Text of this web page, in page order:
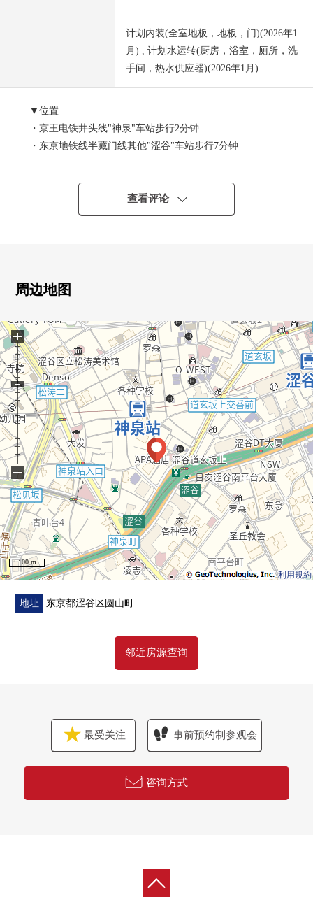
计划内装(全室地板，地板，门)(2026年1
月) , 计划水运转(厨房，浴室，厕所，洗
手间，热水供应器)(2026年1月)
▼位置
・京王电铁井头线"神泉"车站步行2分钟
・东京地铁线半藏门线其他"涩谷"车站步行7分钟
・大规模的修理工程实施已经(2014年10月实施，外壁、屋
・不在时，也能收到行李的智能快递柜有
・约13.8张塌塌米LDK部分
・朝西的阳台
・在各西式房间壁橱有
▼翻新内容(2026年1月实施已经)
・组合厨房交换
・整体卫浴交换
・盥洗台交换
・厕所更换
・全地板张替
・门交换
・全Cross换新
・门口地板张替
・供洗衣机使用的防水洗衣机底座
・煤气热水器交换
■ 在找想要的家方面给予帮助的━━━━━・・・
查看评论
周边地图
利用規約
100 m
+
−
地址 东京都涩谷区圆山町
邻近房源查询
最受关注 事前预约制参观会
咨询方式